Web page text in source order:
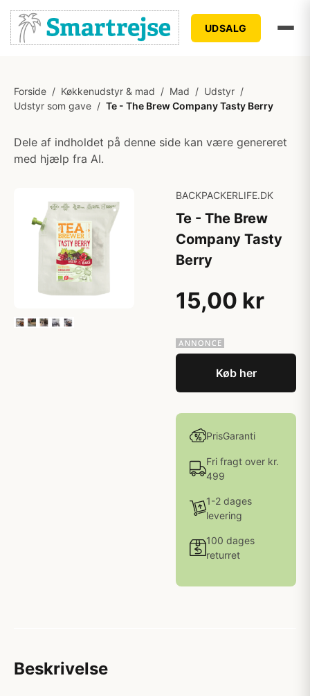
UDSALG
Forside / Køkkenudstyr & mad / Mad / Udstyr /
Udstyr som gave / Te - The Brew Company Tasty Berry
Dele af indholdet på denne side kan være genereret
med hjælp fra AI.
BACKPACKERLIFE.DK
Te - The Brew
Company Tasty
Berry
15,00 kr
Køb her
PrisGaranti
Fri fragt over kr.
499
1-2 dages
levering
100 dages
returret
Beskrivelse